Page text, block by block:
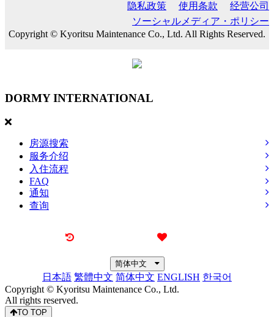
隐私政策 使用条款
经营公司
ソーシャルメディア・ポリシー
Copyright © Kyoritsu Maintenance Co., Ltd. All Rights Reserved.
DORMY INTERNATIONAL
房源搜索
服务介绍
入住流程
FAQ
通知
查询
简体中文
日本語 繁體中文 简体中文 ENGLISH 한국어
Copyright © Kyoritsu Maintenance Co., Ltd.
All rights reserved.
TO TOP